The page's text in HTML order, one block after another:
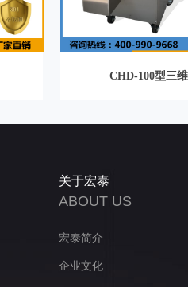
CHD-100型三
关于宏泰
ABOUT US
宏泰简介
企业文化